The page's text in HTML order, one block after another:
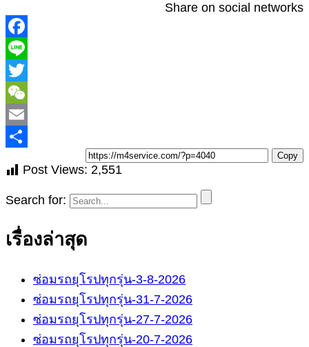
Share on social networks
Copy
Post Views: 2,551
Search for:
เรื่องล่าสุด
ซ่อมรถยุโรปทุกรุ่น-3-8-2026
ซ่อมรถยุโรปทุกรุ่น-31-7-2026
ซ่อมรถยุโรปทุกรุ่น-27-7-2026
ซ่อมรถยุโรปทุกรุ่น-20-7-2026